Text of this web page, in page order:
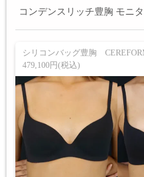
コンデンスリッチ豊胸 モニ
シリコンバッグ豊胸
479,100円(税込)